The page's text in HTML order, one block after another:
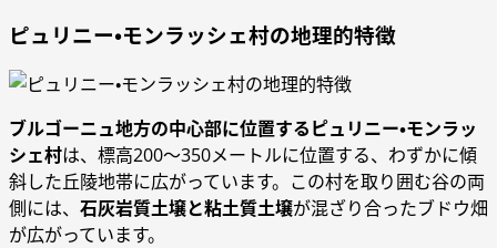
ピュリニー・モンラッシェ村の地理的特徴
ブルゴーニュ地方の中心部に位置するピュリニー・モンラッ
シェ村は、標高200～350メートルに位置する、わずかに傾
斜した丘陵地帯に広がっています。この村を取り囲む谷の両
側には、 石灰岩質土壌と粘土質土壌が混ざり合ったブドウ畑
が広がっています。